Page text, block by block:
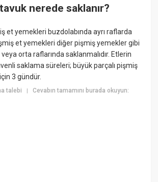
nerede saklanır?
et yemekleri buzdolabında ayrı raflarda
et yemekleri diğer pişmiş yemekler gibi
veya orta raflarında saklanmalıdır. Etlerin
saklama süreleri; büyük parçalı pişmiş
3 gündür.
talebi |Cevabın tamamını burada okuyun: